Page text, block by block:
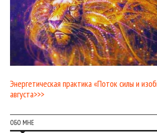
Энергетическая практика «Поток силы и
августа>>>
ОБО МНЕ